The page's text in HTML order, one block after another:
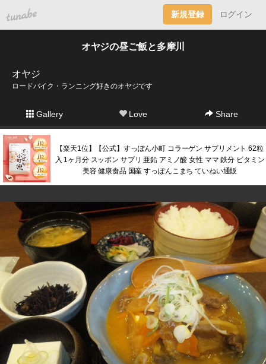
tuna.be 新規登録 ログイン
オヤジの昼ご飯と多摩川
オヤジ
ロードバイク・ランニング好きのオヤジです
Gallery Love Share
【楽天1位】【公式】すっぽん小町 コラーゲン サプリメント 62粒
入 1ヶ月分 スッポン サプリ 亜鉛 アミノ酸 女性 ママ 鉄分 ビタミン
美容 健康食品 国産 すっぽんこまち ていねい通販